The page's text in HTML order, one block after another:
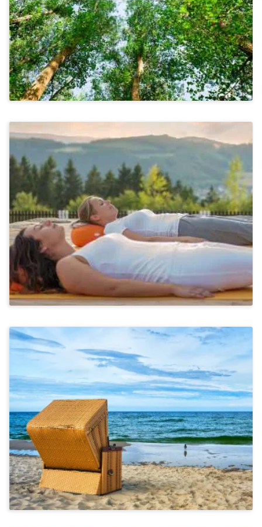
Ab 1.420€
Stressbewältigung & Achtsamkeit, Bewegung & Ernährung
Yoga In Schmallenberg Im Sauerland
Ab 1.630€
Stressbewältigung & Achtsamkeit, Kommunikation &
Miteinander
Wandern An Der Ostsee
Ab 1.375€